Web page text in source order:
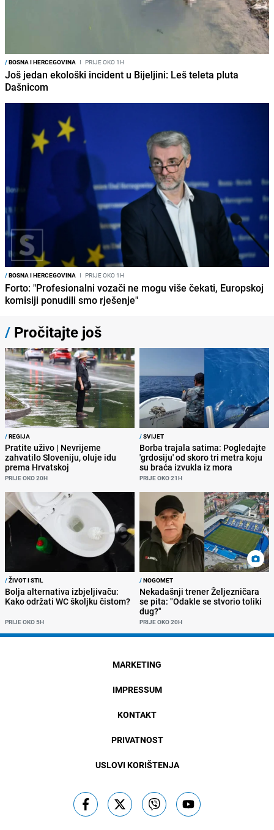
/BOSNA I HERCEGOVINA I PRIJE OKO 1H
Još jedan ekološki incident u Bijeljini: Leš teleta pluta
Dašnicom
/BOSNA I HERCEGOVINA I PRIJE OKO 1H
Forto: "Profesionalni vozači ne mogu više čekati, Europskoj
komisiji ponudili smo rješenje"
/ Pročitajte još
/REGIJA
Pratite uživo | Nevrijeme
zahvatilo Sloveniju, oluje idu
prema Hrvatskoj
PRIJE OKO 20H
/SVIJET
Borba trajala satima: Pogledajte
'grdosiju' od skoro tri metra koju
su braća izvukla iz mora
PRIJE OKO 21H
/ŽIVOT I STIL
Bolja alternativa izbjeljivaču:
Kako održati WC školjku čistom?
PRIJE OKO 5H
/NOGOMET
Nekadašnji trener Željezničara
se pita: "Odakle se stvorio toliki
dug?"
PRIJE OKO 20H
MARKETING
IMPRESSUM
KONTAKT
PRIVATNOST
USLOVI KORIŠTENJA